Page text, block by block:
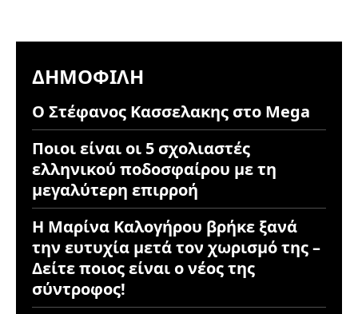
ΔΗΜΟΦΙΛΉ
Ο Στέφανος Κασσελακης στο Mega
Ποιοι είναι οι 5 σχολιαστές
ελληνικού ποδοσφαίρου με τη
μεγαλύτερη επιρροή
Η Μαρίνα Καλογήρου βρήκε ξανά
την ευτυχία μετά τον χωρισμό της –
Δείτε ποιος είναι ο νέος της
σύντροφος!